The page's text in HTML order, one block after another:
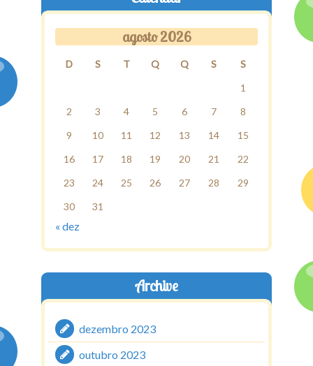
agosto 2026
D S T Q Q S
S
1
2
3 4 5 6 7
8
9
10 11 12 13 14
15
16
17 18 19 20 21
22
23
24 25 26 27 28
29
30
31
« dez
Archive
dezembro 2023
outubro 2023